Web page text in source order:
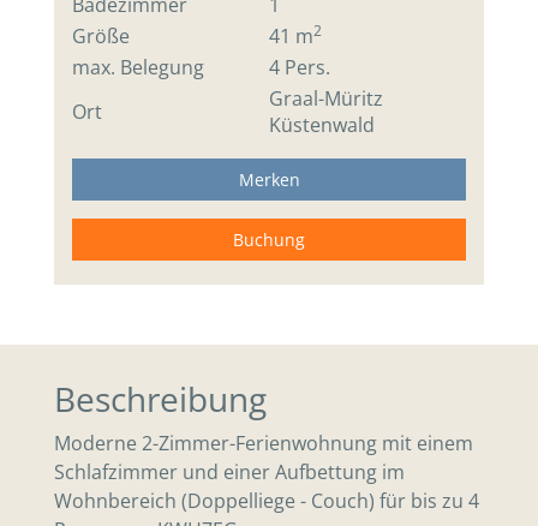
Größe
41 m2
max. Belegung
4 Pers.
Ort
Graal-Müritz
Küstenwald
Merken
Buchung
Beschreibung
Moderne 2-Zimmer-Ferienwohnung mit einem
Schlafzimmer und einer Aufbettung im
Wohnbereich (Doppelliege - Couch) für bis zu 4